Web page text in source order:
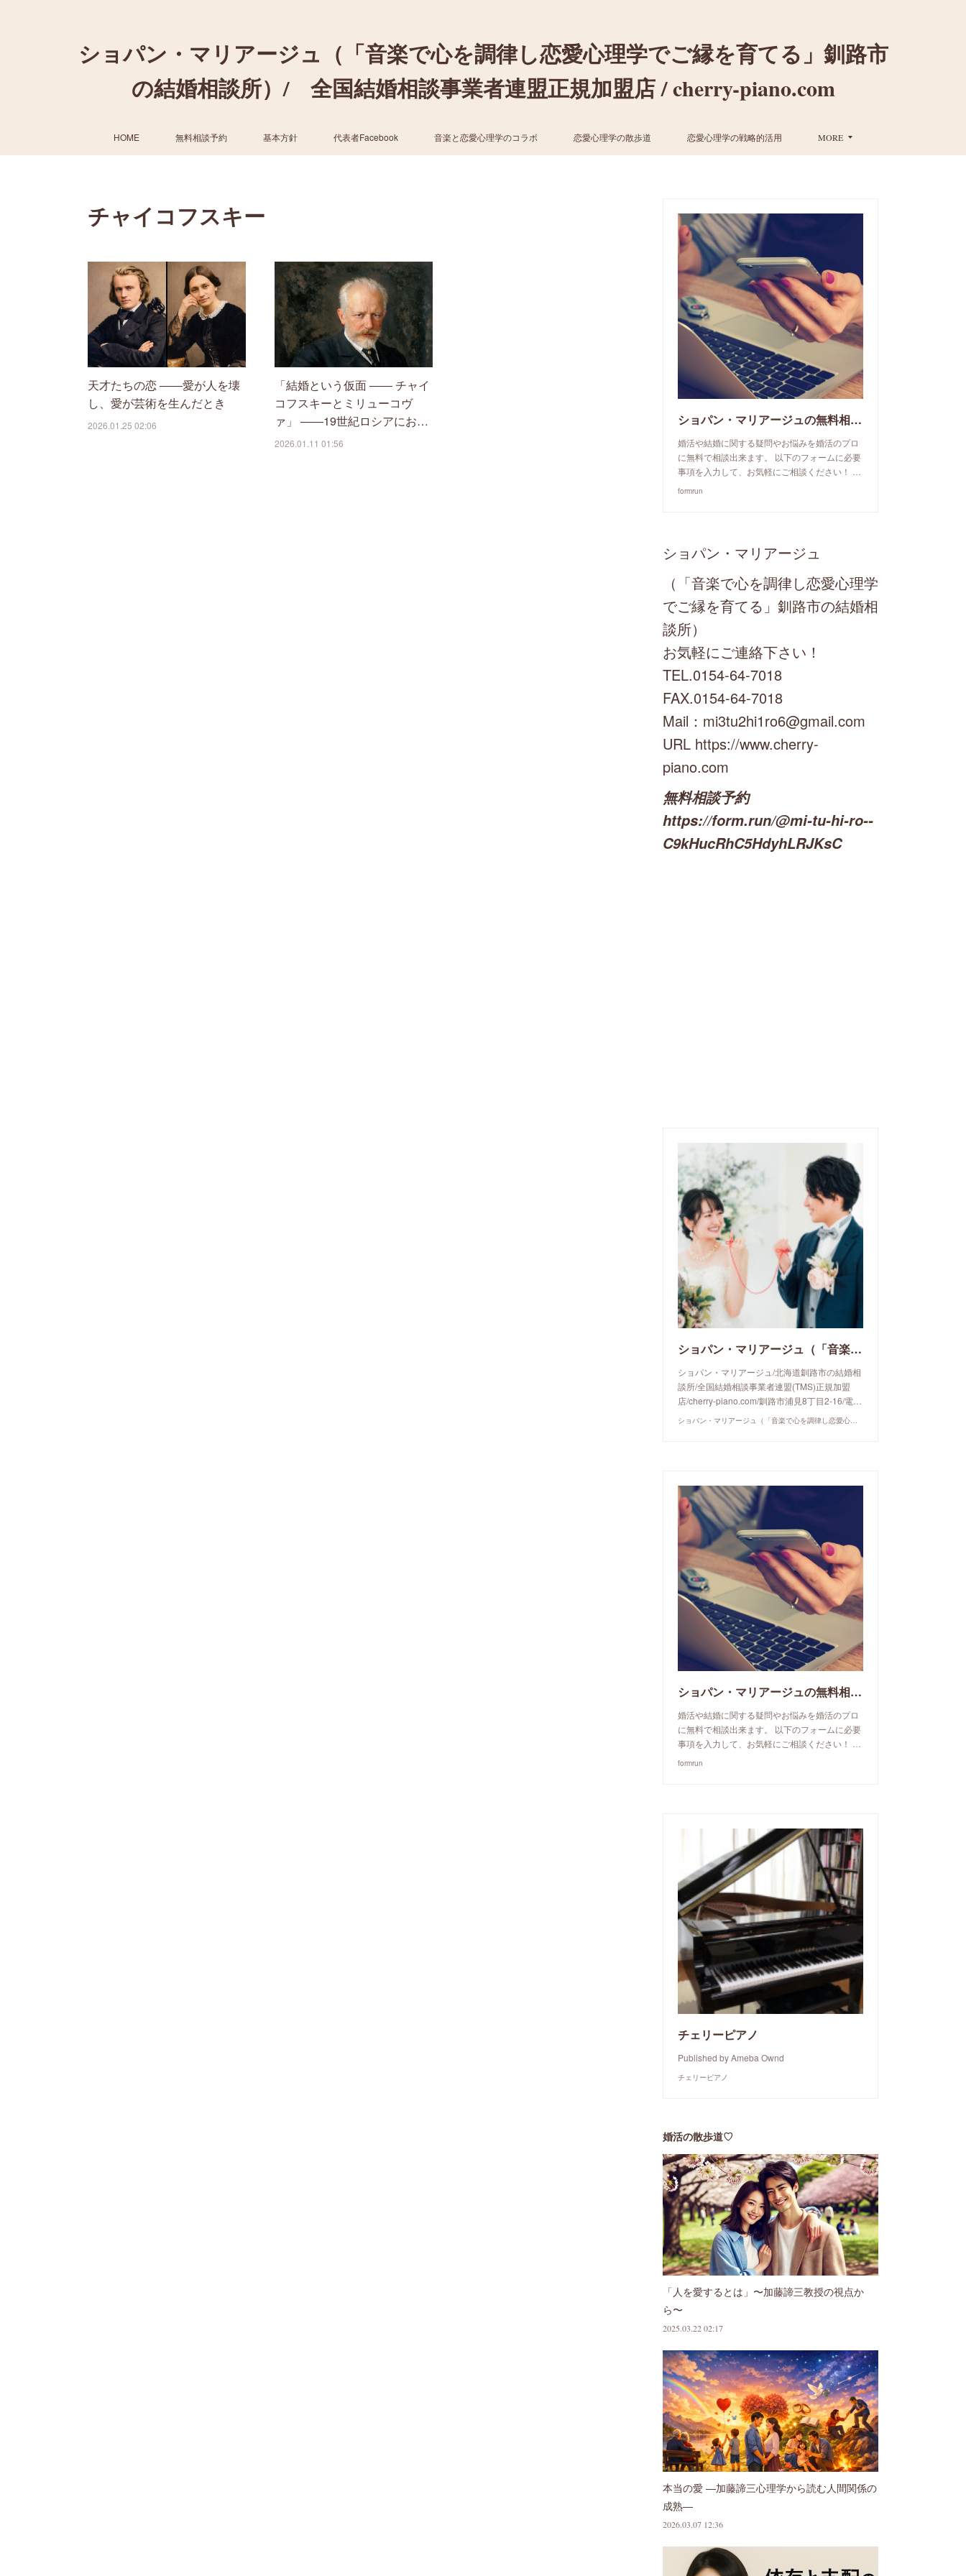
ショパン・マリアージュ（「音楽で心を調律し恋愛心理学でご縁を育てる」釧路市
の結婚相談所）/ 全国結婚相談事業者連盟正規加盟店 / cherry-piano.com
HOME 無料相談予約 基本方針 代表者Facebook 音楽と恋愛心理学のコラボ 恋愛心理学の散歩道 恋愛心理学の戦略的活用 MORE
チャイコフスキー
天才たちの恋 ――愛が人を壊
し、愛が芸術を生んだとき
2026.01.25 02:06
「結婚という仮面 ―― チャイ
コフスキーとミリューコヴ
ァ」 ――19世紀ロシアにお…
2026.01.11 01:56
ショパン・マリアージュの無料相談予約申込み
婚活や結婚に関する疑問やお悩みを婚活のプロ
に無料で相談出来ます。 以下のフォームに必要
事項を入力して、お気軽にご相談ください！ …
formrun
ショパン・マリアージュ
（「音楽で心を調律し恋愛心理学
でご縁を育てる」釧路市の結婚相
談所）
お気軽にご連絡下さい！
TEL.0154-64-7018
FAX.0154-64-7018
Mail：mi3tu2hi1ro6@gmail.com
URL https://www.cherry-
piano.com
無料相談予約
https://form.run/@mi-tu-hi-ro--
C9kHucRhC5HdyhLRJKsC
ショパン・マリアージュ（「音楽で心を調律し恋愛心理学でご縁を育てる」釧路市の結婚相談所）/ 全国結婚相談事業者連盟正規加盟店 / cherry-piano.com
ショパン・マリアージュ/北海道釧路市の結婚相
談所/全国結婚相談事業者連盟(TMS)正規加盟
店/cherry-piano.com/釧路市浦見8丁目2-16/電…
ショパン・マリアージュ（「音楽で心を調律し恋愛心理学でご縁を育てる」釧路市の結婚相談所）/ 全国結婚相談事業者連盟正規加盟店 / cherry-piano.com
ショパン・マリアージュの無料相談予約申込み
婚活や結婚に関する疑問やお悩みを婚活のプロ
に無料で相談出来ます。 以下のフォームに必要
事項を入力して、お気軽にご相談ください！ …
formrun
チェリーピアノ
Published by Ameba Ownd
チェリーピアノ
婚活の散歩道♡
「人を愛するとは」〜加藤諦三教授の視点か
ら〜
2025.03.22 02:17
本当の愛 ―加藤諦三心理学から読む人間関係の
成熟―
2026.03.07 12:36